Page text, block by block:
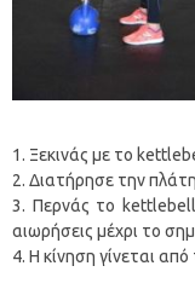
Ξεκινάς με το
Διατήρησε την
Περνάς το
αιωρήσεις μέχρι το
Η κίνηση γίνεται